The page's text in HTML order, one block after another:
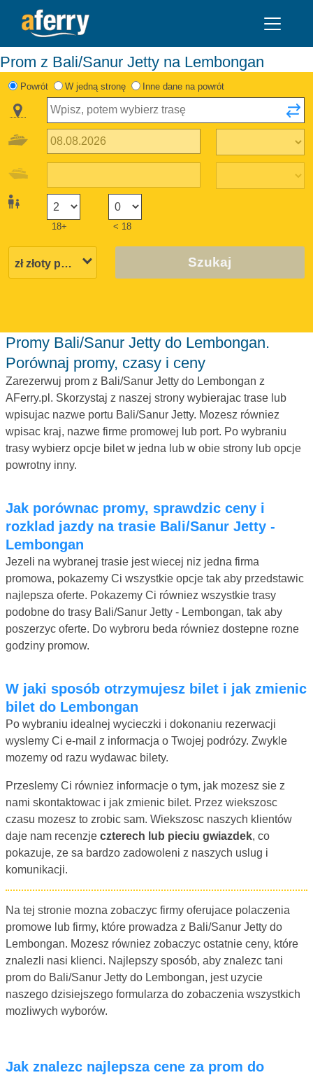
Prom z Bali/Sanur Jetty na Lembongan
Powrót W jedną stronę Inne dane na powrót
18+ < 18
Szukaj
Promy Bali/Sanur Jetty do Lembongan.
Porównaj promy, czasy i ceny
Zarezerwuj prom z Bali/Sanur Jetty do Lembongan z
AFerry.pl. Skorzystaj z naszej strony wybierajac trase lub
wpisujac nazwe portu Bali/Sanur Jetty. Mozesz równiez
wpisac kraj, nazwe firme promowej lub port. Po wybraniu
trasy wybierz opcje bilet w jedna lub w obie strony lub opcje
powrotny inny.
Jak porównac promy, sprawdzic ceny i
rozklad jazdy na trasie Bali/Sanur Jetty -
Lembongan
Jezeli na wybranej trasie jest wiecej niz jedna firma
promowa, pokazemy Ci wszystkie opcje tak aby przedstawic
najlepsza oferte. Pokazemy Ci równiez wszystkie trasy
podobne do trasy Bali/Sanur Jetty - Lembongan, tak aby
poszerzyc oferte. Do wybroru beda równiez dostepne rozne
godziny promow.
W jaki sposób otrzymujesz bilet i jak zmienic
bilet do Lembongan
Po wybraniu idealnej wycieczki i dokonaniu rezerwacji
wyslemy Ci e-mail z informacja o Twojej podrózy. Zwykle
mozemy od razu wydawac bilety.
Przeslemy Ci równiez informacje o tym, jak mozesz sie z
nami skontaktowac i jak zmienic bilet. Przez wiekszosc
czasu mozesz to zrobic sam. Wiekszosc naszych klientów
daje nam recenzje czterech lub pieciu gwiazdek, co
pokazuje, ze sa bardzo zadowoleni z naszych uslug i
komunikacji.
Na tej stronie mozna zobaczyc firmy oferujace polaczenia
promowe lub firmy, które prowadza z Bali/Sanur Jetty do
Lembongan. Mozesz równiez zobaczyc ostatnie ceny, które
znalezli nasi klienci. Najlepszy sposób, aby znalezc tani
prom do Bali/Sanur Jetty do Lembongan, jest uzycie
naszego dzisiejszego formularza do zobaczenia wszystkich
mozliwych wyborów.
Jak znalezc najlepsza cene za prom do